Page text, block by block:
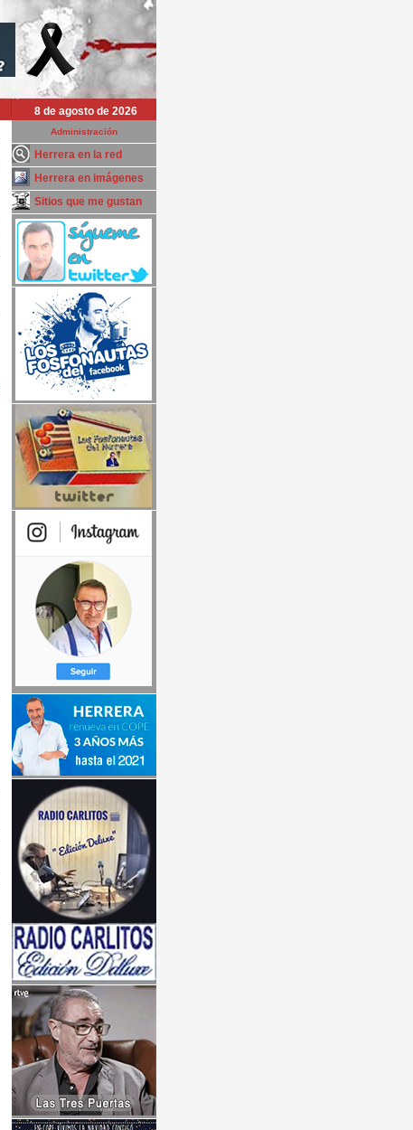
8 de agosto de 2026
Administración
Herrera en la red
Herrera en imágenes
Sitios que me gustan